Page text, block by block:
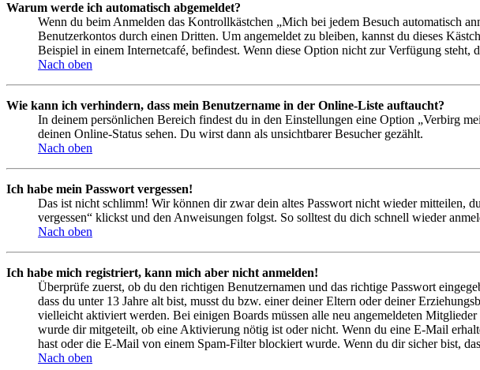
Warum werde ich automatisch abgemeldet?
Wenn du beim Anmelden das Kontrollkästchen „Mich bei jedem Besuch automatisch
Benutzerkontos durch einen Dritten. Um angemeldet zu bleiben, kannst du dieses
Beispiel in einem Internetcafé, befindest. Wenn diese Option nicht zur Verfügung
Nach oben
Wie kann ich verhindern, dass mein Benutzername in der Online-Liste auftaucht?
In deinem persönlichen Bereich findest du in den Einstellungen eine Option „Verbirg
deinen Online-Status sehen. Du wirst dann als unsichtbarer Besucher gezählt.
Nach oben
Ich habe mein Passwort vergessen!
Das ist nicht schlimm! Wir können dir zwar dein altes Passwort nicht wieder mitteilen,
vergessen“ klickst und den Anweisungen folgst. So solltest du dich schnell wieder
Nach oben
Ich habe mich registriert, kann mich aber nicht anmelden!
Überprüfe zuerst, ob du den richtigen Benutzernamen und das richtige Passwort
dass du unter 13 Jahre alt bist, musst du bzw. einer deiner Eltern oder deiner
vielleicht aktiviert werden. Bei einigen Boards müssen alle neu angemeldeten
wurde dir mitgeteilt, ob eine Aktivierung nötig ist oder nicht. Wenn du eine E-Mail
hast oder die E-Mail von einem Spam-Filter blockiert wurde. Wenn du dir sicher bist,
Nach oben